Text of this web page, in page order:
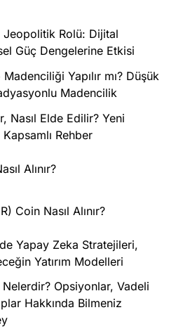
Jeopolitik Rolü: Dijital
Güç Dengelerine Etkisi
Yapılır mı? Düşük
Madencilik
Nasıl Elde Edilir? Yeni
Rehber
Alınır?
Coin Nasıl Alınır?
Yapay Zeka Stratejileri,
Yatırım Modelleri
Opsiyonlar, Vadeli
Hakkında Bilmeniz